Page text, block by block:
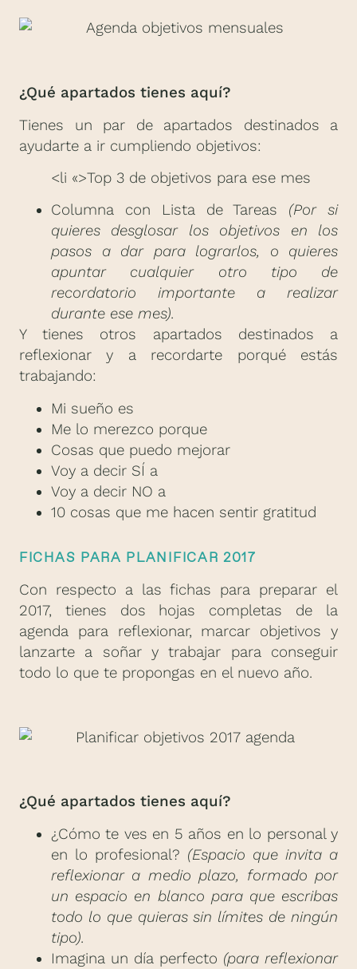
¿Qué apartados tienes aquí?
Tienes un par de apartados destinados a
ayudarte a ir cumpliendo objetivos:
<li «>Top 3 de objetivos para ese mes
Columna con Lista de Tareas (Por si
quieres desglosar los objetivos en los
pasos a dar para lograrlos, o quieres
apuntar cualquier otro tipo de
recordatorio importante a realizar
durante ese mes).
Y tienes otros apartados destinados a
reflexionar y a recordarte porqué estás
trabajando:
Mi sueño es
Me lo merezco porque
Cosas que puedo mejorar
Voy a decir SÍ a
Voy a decir NO a
10 cosas que me hacen sentir gratitud
FICHAS PARA PLANIFICAR 2017
Con respecto a las fichas para preparar el
2017, tienes dos hojas completas de la
agenda para reflexionar, marcar objetivos y
lanzarte a soñar y trabajar para conseguir
todo lo que te propongas en el nuevo año.
¿Qué apartados tienes aquí?
¿Cómo te ves en 5 años en lo personal y
en lo profesional? (Espacio que invita a
reflexionar a medio plazo, formado por
un espacio en blanco para que escribas
todo lo que quieras sin límites de ningún
tipo).
Imagina un día perfecto (para reflexionar